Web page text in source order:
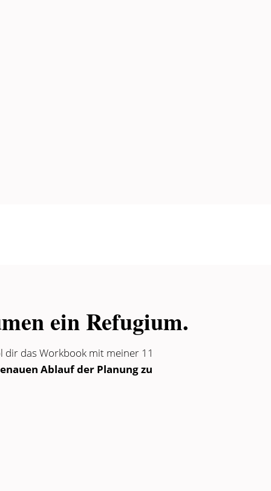
ein Refugium.
das Workbook mit meiner 11
Ablauf der Planung zu